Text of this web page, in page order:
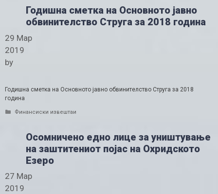
Годишна сметка на Основното јавно
обвинителство Струга за 2018 година
29 Мар
2019
by
Годишна сметка на Основното јавно обвинителство Струга за 2018
година
Categories
Финансиски извештаи
Осомничено едно лице за уништување
на заштитениот појас на Охридското
Eзеро
27 Мар
2019